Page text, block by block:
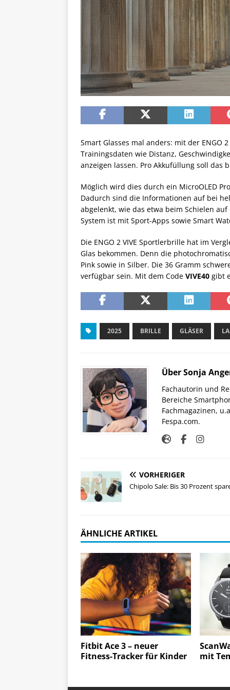
Smart Glasses mal anders: mit der ENGO
Trainingsdaten wie Distanz,
anzeigen lassen. Pro Akkufüllung soll das
Möglich wird dies durch ein MicroOLED
Dadurch sind die Informationen auf bei
abgelenkt, wie das etwa beim Schielen
System ist mit Sport-Apps sowie Smart
Die ENGO 2 VIVE Sportlerbrille hat im
Glas bekommen. Denn die
Pink sowie in Silber. Die 36 Gramm
verfügbar sein. Mit dem Code VIVE40 gibt
2025 BRILLE GLÄSER
Über Sonja
Fachautorin und
Bereiche
Fachmagazinen,
Fespa.com.
VORHERIGER
Chipolo Sale: Bis 30 Prozent
ÄHNLICHE ARTIKEL
Fitbit Ace 3 – neuer
Fitness-Tracker für Kinder
mit